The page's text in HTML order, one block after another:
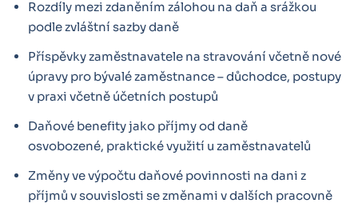
Rozdíly mezi zdaněním zálohou na daň a srážkou
podle zvláštní sazby daně
Příspěvky zaměstnavatele na stravování včetně nové
úpravy pro bývalé zaměstnance – důchodce, postupy
v praxi včetně účetních postupů
Daňové benefity jako příjmy od daně
osvobozené, praktické využití u zaměstnavatelů
Změny ve výpočtu daňové povinnosti na dani z
příjmů v souvislosti se změnami v dalších pracovně